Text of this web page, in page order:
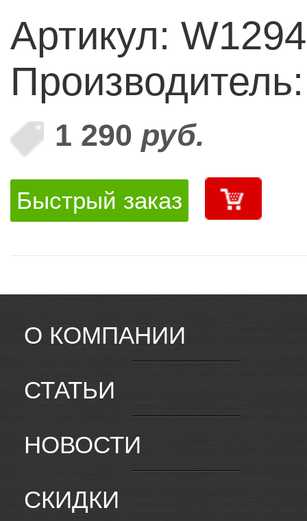
Артикул: W1294
1 290 руб.
Быстрый заказ
О КОМПАНИИ
СТАТЬИ
НОВОСТИ
СКИДКИ